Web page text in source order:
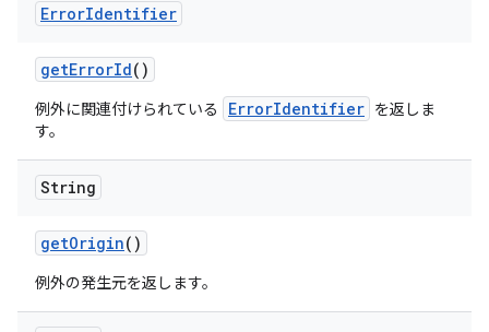
ErrorIdentifier
getErrorId()
例外に関連付けられている ErrorIdentifier を返しま
す。
String
getOrigin()
例外の発生元を返します。